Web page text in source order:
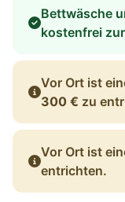
Bettwäsche
kostenfrei
Vor Ort ist
300 € zu
Vor Ort ist
entrichten.